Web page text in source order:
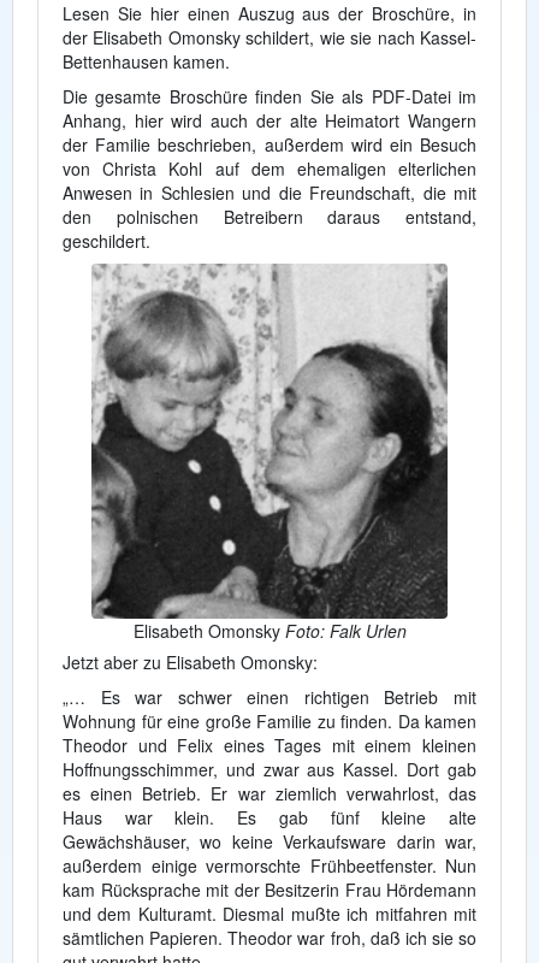
Lesen Sie hier einen Auszug aus der Broschüre, in
der Elisabeth Omonsky schildert, wie sie nach Kassel-
Bettenhausen kamen.
Die gesamte Broschüre finden Sie als PDF-Datei im
Anhang, hier wird auch der alte Heimatort Wangern
der Familie beschrieben, außerdem wird ein Besuch
von Christa Kohl auf dem ehemaligen elterlichen
Anwesen in Schlesien und die Freundschaft, die mit
den polnischen Betreibern daraus entstand,
geschildert.
Elisabeth Omonsky Foto: Falk Urlen
Jetzt aber zu Elisabeth Omonsky:
„… Es war schwer einen richtigen Betrieb mit
Wohnung für eine große Familie zu finden. Da kamen
Theodor und Felix eines Tages mit einem kleinen
Hoffnungsschimmer, und zwar aus Kassel. Dort gab
es einen Betrieb. Er war ziemlich verwahrlost, das
Haus war klein. Es gab fünf kleine alte
Gewächshäuser, wo keine Verkaufsware darin war,
außerdem einige vermorschte Frühbeetfenster. Nun
kam Rücksprache mit der Besitzerin Frau Hördemann
und dem Kulturamt. Diesmal mußte ich mitfahren mit
sämtlichen Papieren. Theodor war froh, daß ich sie so